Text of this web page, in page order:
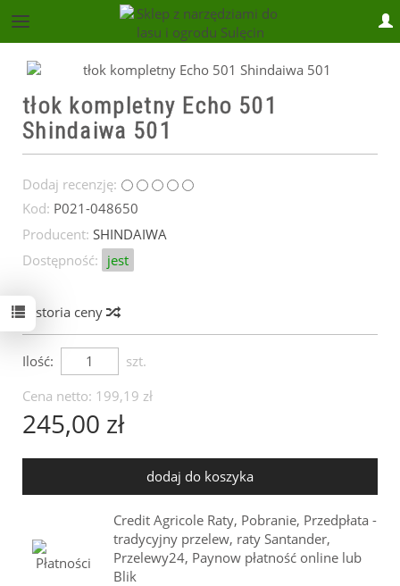
sklep@lasiogrod.pl
tłok kompletny Echo 501
Shindaiwa 501
Dodaj recenzję:
Kod: P021-048650
Producent: SHINDAIWA
Dostępność: jest
Historia ceny
Ilość:
szt.
Cena netto: 199,19 zł
245,00 zł
dodaj do koszyka
Credit Agricole Raty, Pobranie, Przedpłata -
tradycyjny przelew, raty Santander,
Przelewy24, Paynow płatność online lub
Blik